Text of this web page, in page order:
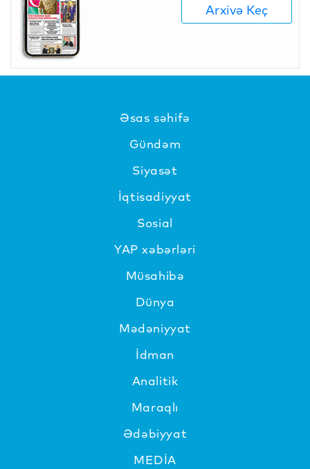
Arxivə Keç
Əsas səhifə
Gündəm
Siyasət
İqtisadiyyat
Sosial
YAP xəbərləri
Müsahibə
Dünya
Mədəniyyat
İdman
Analitik
Maraqlı
Ədəbiyyat
MEDİA